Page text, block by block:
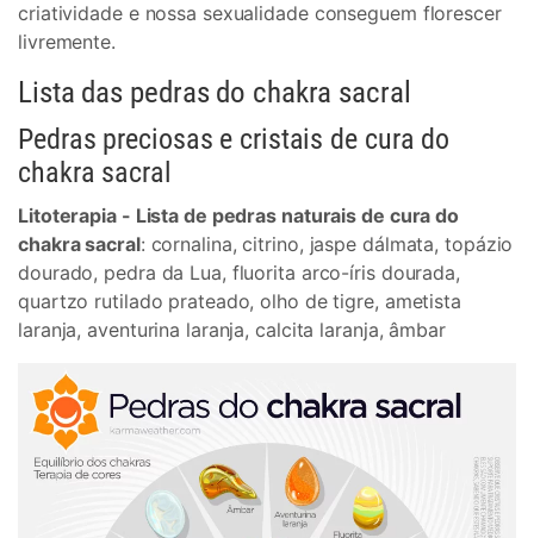
criatividade e nossa sexualidade conseguem florescer
livremente.
Lista das pedras do chakra sacral
Pedras preciosas e cristais de cura do
chakra sacral
Litoterapia - Lista de pedras naturais de cura do
chakra sacral: cornalina, citrino, jaspe dálmata, topázio
dourado, pedra da Lua, fluorita arco-íris dourada,
quartzo rutilado prateado, olho de tigre, ametista
laranja, aventurina laranja, calcita laranja, âmbar